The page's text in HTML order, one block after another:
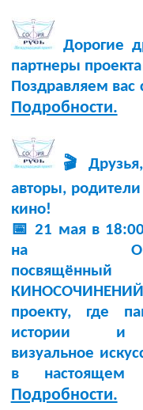
Дорогие
партнеры
Поздравляем
Подробности.
🎬
авторы,
кино!
📅 21 мая в
на
проекту, где
истории и
визуальное
в настоящем
Подробности.